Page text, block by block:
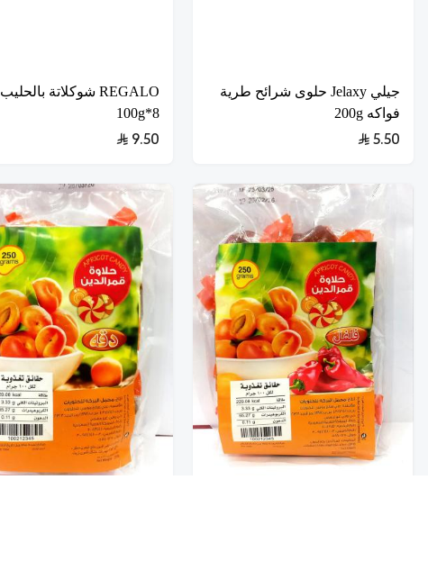
جيلي Jelaxy حلوى شرائح طرية
فواكه 200g
5.50
REGALO شوكلاتة بالحليب
8*100g
9.50